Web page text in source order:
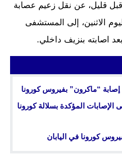
قليل، عن نقل زعيم عصابة
الاثنين، إلى المستشفى
اصابته بنزيف داخلي.
إصابة “ماكرون” بفيروس كورونا
الإصابات المؤكدة بسلالة كورونا
كورونا في اليابان